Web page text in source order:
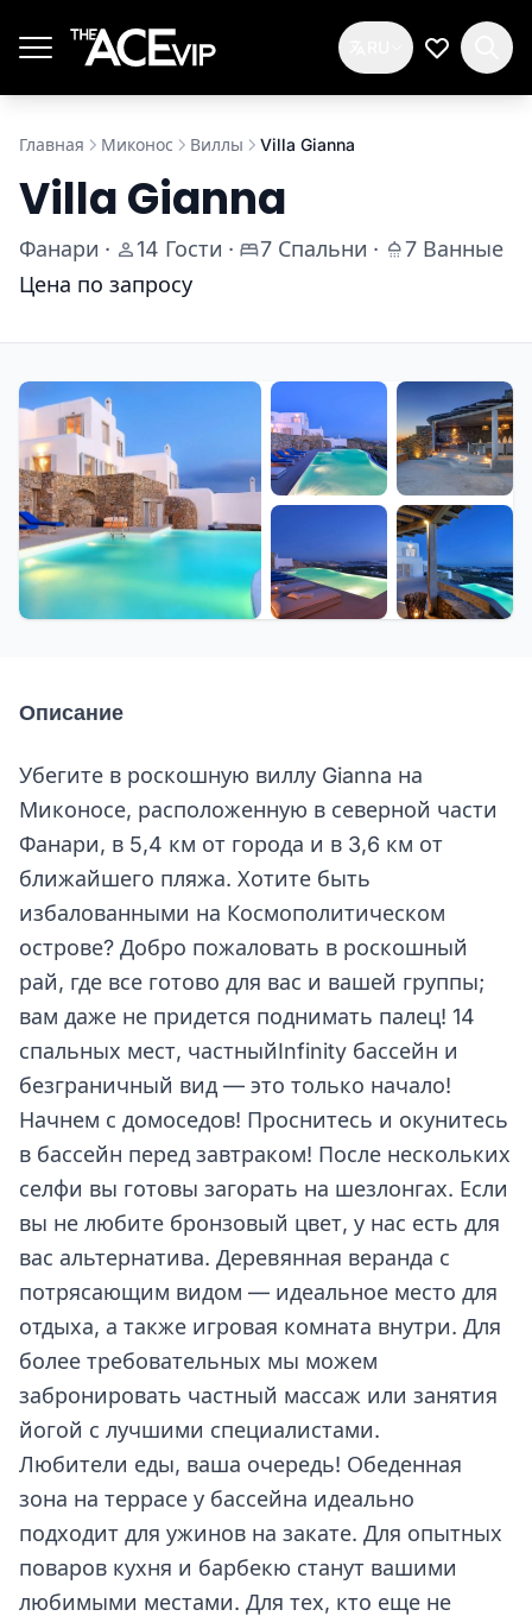
Мой
Главная Миконос Виллы Villa Gianna
Villa Gianna
Фанари · 14 Гости · 7 Спальни ·
7 Ванные
Цена по запросу
Описание
Убегите в роскошную виллу Gianna на
Миконосе, расположенную в северной части
Фанари, в 5,4 км от города и в 3,6 км от
ближайшего пляжа. Хотите быть
избалованными на Космополитическом
острове? Добро пожаловать в роскошный
рай, где все готово для вас и вашей группы;
вам даже не придется поднимать палец! 14
спальных мест, частныйInfinity бассейн и
безграничный вид — это только начало!
Начнем с домоседов! Проснитесь и окунитесь
в бассейн перед завтраком! После нескольких
селфи вы готовы загорать на шезлонгах. Если
вы не любите бронзовый цвет, у нас есть для
вас альтернатива. Деревянная веранда с
потрясающим видом — идеальное место для
отдыха, а также игровая комната внутри. Для
более требовательных мы можем
забронировать частный массаж или занятия
йогой с лучшими специалистами.
Любители еды, ваша очередь! Обеденная
зона на террасе у бассейна идеально
подходит для ужинов на закате. Для опытных
поваров кухня и барбекю станут вашими
любимыми местами. Для тех, кто еще не